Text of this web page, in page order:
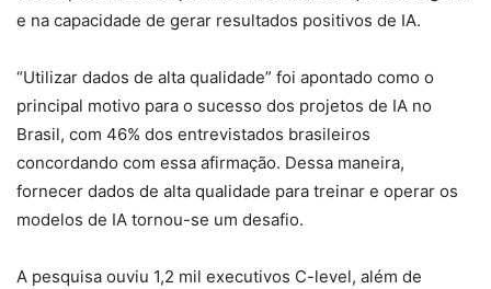
e na capacidade de gerar resultados positivos de IA.
“Utilizar dados de alta qualidade” foi apontado como o
principal motivo para o sucesso dos projetos de IA no
Brasil, com 46% dos entrevistados brasileiros
concordando com essa afirmação. Dessa maneira,
fornecer dados de alta qualidade para treinar e operar os
modelos de IA tornou-se um desafio.
A pesquisa ouviu 1,2 mil executivos C-level, além de